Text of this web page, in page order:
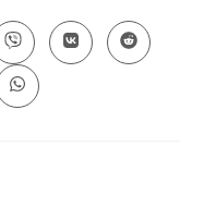
CONTENT
Opens
in
a
new
window
Opens
in
Opens
in
Opens
in